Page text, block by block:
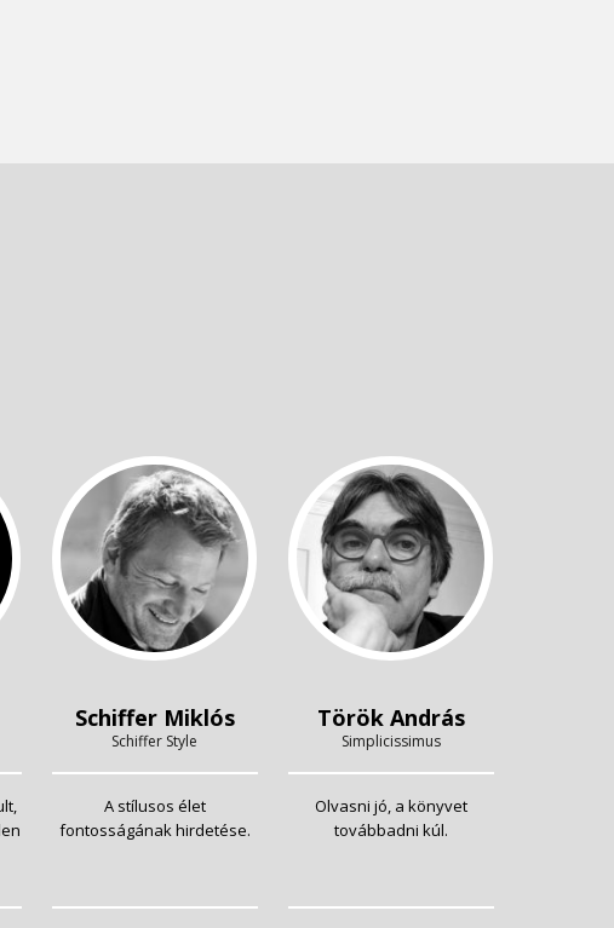
Schiffer Miklós
Schiffer Style
A stílusos élet
fontosságának hirdetése.
Török András
Simplicissimus
Olvasni jó, a könyvet
továbbadni kúl.